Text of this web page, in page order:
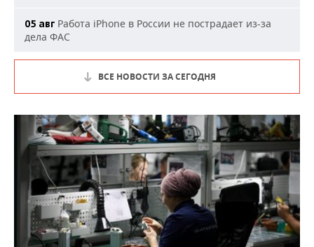
05 авг Работа iPhone в России не пострадает из-за
дела ФАС
ВСЕ НОВОСТИ ЗА СЕГОДНЯ